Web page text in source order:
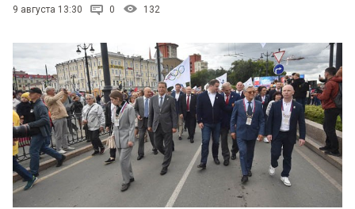
9 августа 13:30 0 132